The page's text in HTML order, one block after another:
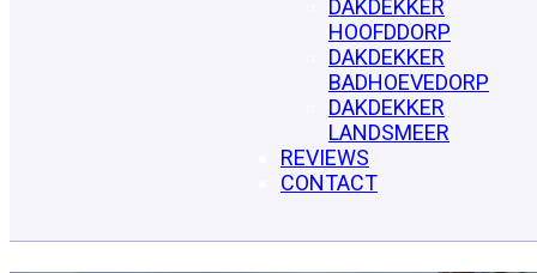
DAKDEKKER
HOOFDDORP
DAKDEKKER
BADHOEVEDORP
DAKDEKKER
LANDSMEER
REVIEWS
CONTACT